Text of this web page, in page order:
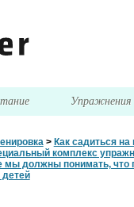
Упражнения
> Как садиться
комплекс
мы должны понимать, что
детей